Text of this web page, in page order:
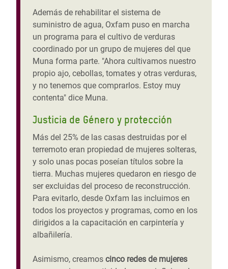
Además de rehabilitar el sistema de
suministro de agua, Oxfam puso en marcha
un programa para el cultivo de verduras
coordinado por un grupo de mujeres del que
Muna forma parte. "Ahora cultivamos nuestro
propio ajo, cebollas, tomates y otras verduras,
y no tenemos que comprarlos. Estoy muy
contenta" dice Muna.
Justicia de Género y protección
Más del 25% de las casas destruidas por el
terremoto eran propiedad de mujeres solteras,
y solo unas pocas poseían títulos sobre la
tierra. Muchas mujeres quedaron en riesgo de
ser excluidas del proceso de reconstrucción.
Para evitarlo, desde Oxfam las incluimos en
todos los proyectos y programas, como en los
dirigidos a la capacitación en carpintería y
albañilería.
Asimismo, creamos cinco redes de mujeres